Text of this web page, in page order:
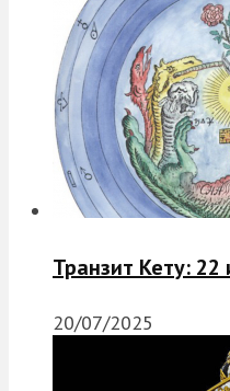
Транзит Кету:
20/07/2025